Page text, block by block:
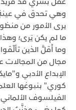
وهي تحدق في عينةٍ
يرى الأمور من
ما لم يكن يَرى؛
وما أَقلَّ الذين
مجال من المجالات
الإبداع الأدبي
كوري" بنبوغها
الفيلسوف